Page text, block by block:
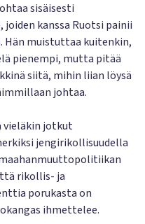
sisäisesti
kanssa Ruotsi painii
Hän muistuttaa kuitenkin,
pienempi, mutta pitää
siitä, mihin liian löysä
johtaa.
vieläkin jotkut
jengirikollisuudella
rikollis- ja
porukasta on
ihmettelee.